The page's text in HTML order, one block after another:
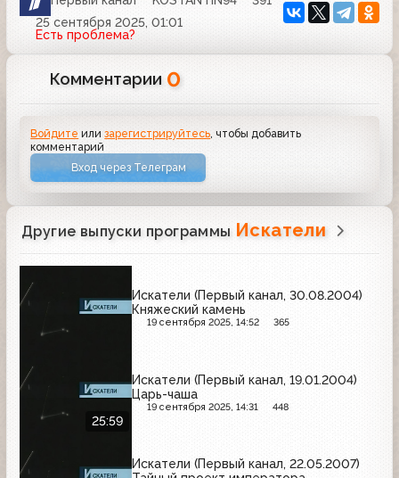
25 сентября 2025, 01:01
Есть проблема?
Комментарии 0
Войдите илизарегистрируйтесь , чтобы добавить
комментарий
Вход через Телеграм
Другие выпуски программы Искатели
Искатели (Первый канал, 30.08.2004)
Княжеский камень
19 сентября 2025, 14:52 365
25:59
Искатели (Первый канал, 19.01.2004)
Царь-чаша
19 сентября 2025, 14:31 448
Искатели (Первый канал, 22.05.2007)